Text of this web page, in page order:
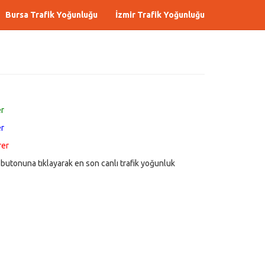
Bursa Trafik Yoğunluğu İzmir Trafik Yoğunluğu
tıklayarak en son canlı trafik yoğunluk